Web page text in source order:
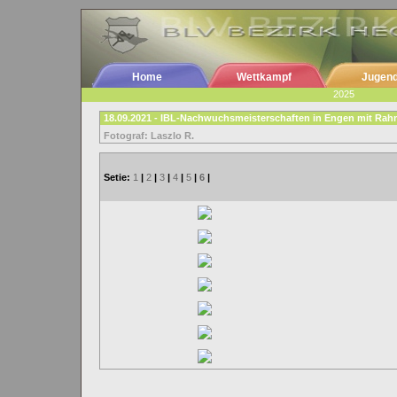
Home Wettkampf
2025
18.09.2021 - IBL-Nachwuchsmeisterschaften in Engen mit
Fotograf: Laszlo R.
Setie: 1 |2 |3 |4 |5 |6 |